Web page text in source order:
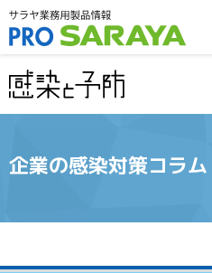
企業の感染対策コラム